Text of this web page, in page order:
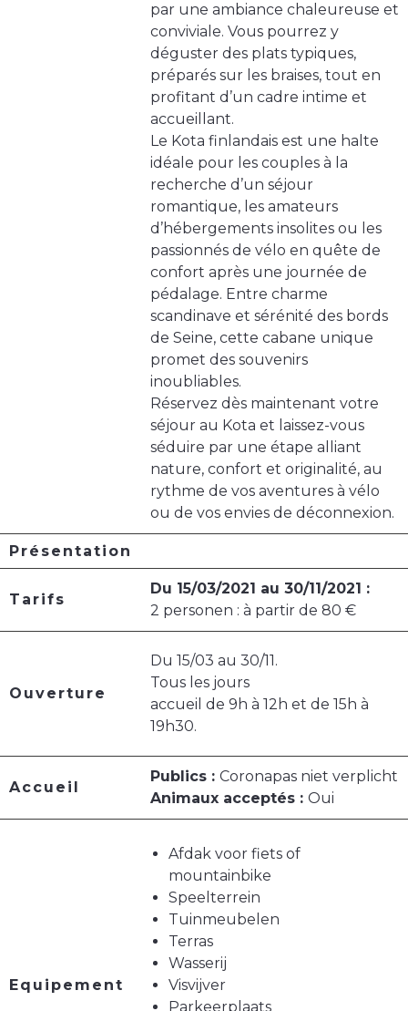
par une ambiance chaleureuse et
conviviale. Vous pourrez y
déguster des plats typiques,
préparés sur les braises, tout en
profitant d’un cadre intime et
accueillant.
Le Kota finlandais est une halte
idéale pour les couples à la
recherche d’un séjour
romantique, les amateurs
d’hébergements insolites ou les
passionnés de vélo en quête de
confort après une journée de
pédalage. Entre charme
scandinave et sérénité des bords
de Seine, cette cabane unique
promet des souvenirs
inoubliables.
Réservez dès maintenant votre
séjour au Kota et laissez-vous
séduire par une étape alliant
nature, confort et originalité, au
rythme de vos aventures à vélo
ou de vos envies de déconnexion.
Présentation
Tarifs
Du 15/03/2021 au 30/11/2021 :
2 personen : à partir de 80 €
Ouverture
Du 15/03 au 30/11.
Tous les jours
accueil de 9h à 12h et de 15h à
19h30.
Accueil
Publics : Coronapas niet verplicht
Animaux acceptés : Oui
Equipement
Afdak voor fiets of
mountainbike
Speelterrein
Tuinmeubelen
Terras
Wasserij
Visvijver
Parkeerplaats